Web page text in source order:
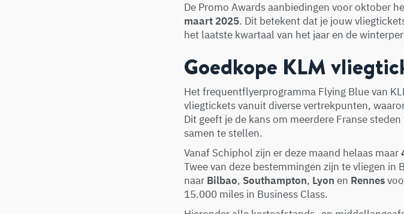
De Promo Awards aanbiedingen voor oktober
maart 2025. Dit betekent dat je jouw
het laatste kwartaal van het jaar en de
Goedkope KLM
Het frequentflyerprogramma Flying Blue van
vliegtickets vanuit diverse vertrekpunten,
Dit geeft je de kans om meerdere Franse
samen te stellen.
Vanaf Schiphol zijn er deze maand helaas maar
Twee van deze bestemmingen zijn te vliegen in
naar Bilbao, Southampton, Lyon en Rennes
15.000 miles in Business Class.